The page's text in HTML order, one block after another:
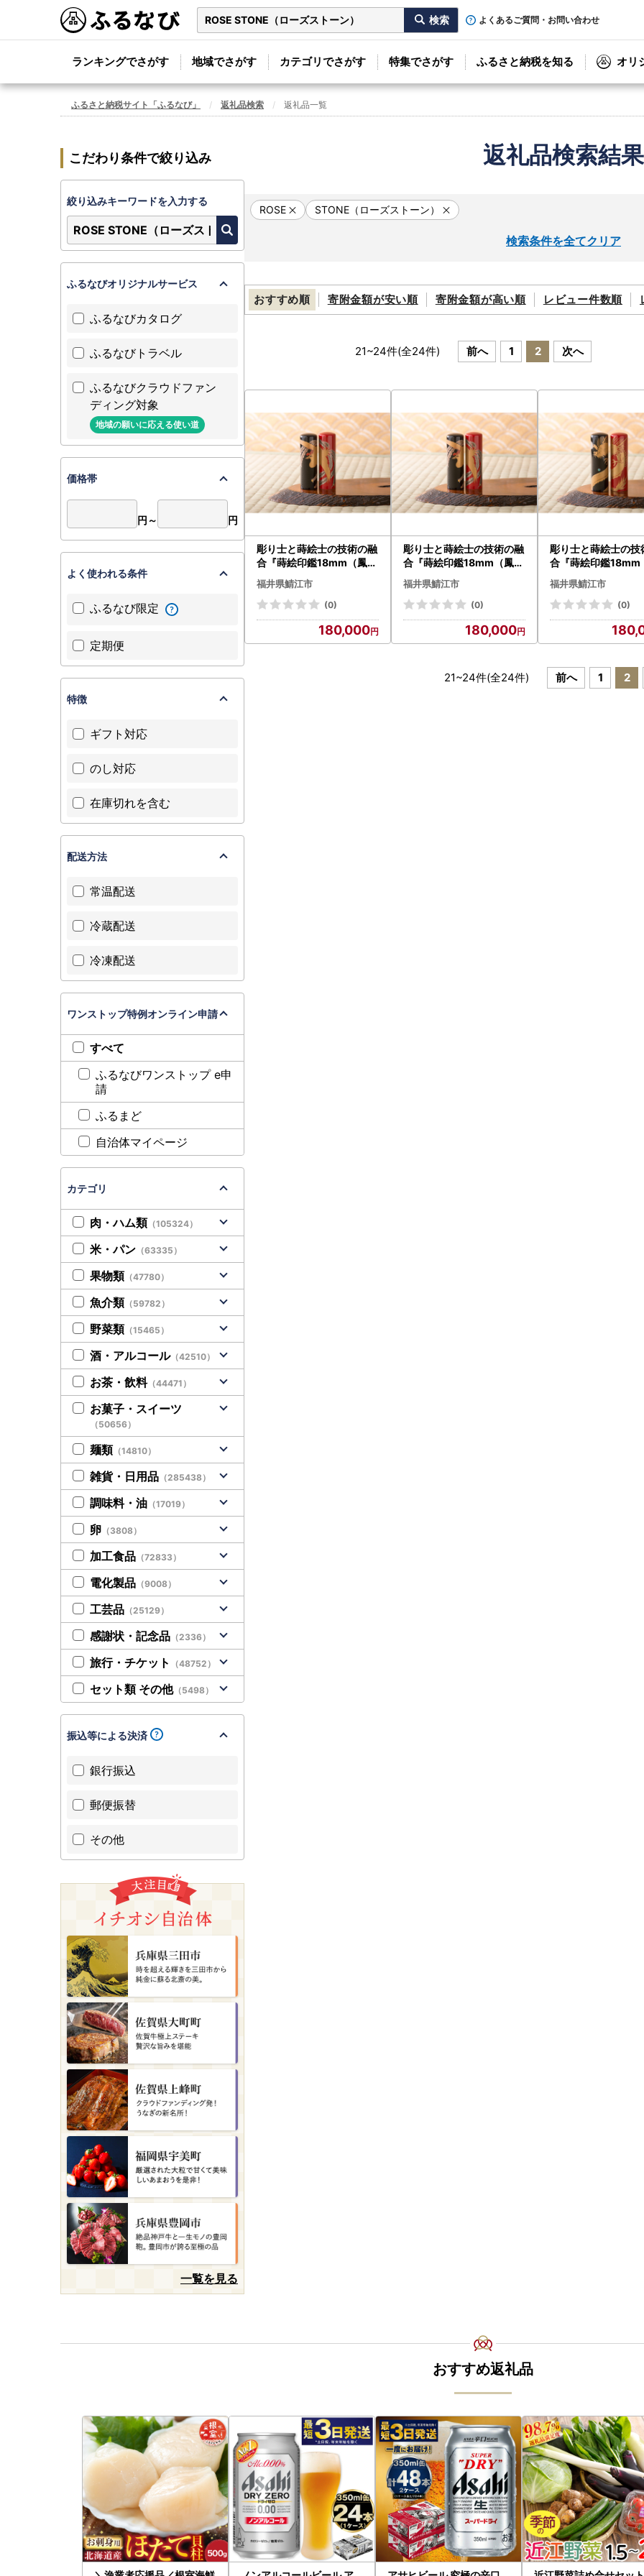
よくあるご質問・お問い合わせ
ランキングでさがす 地域でさがす カテゴリでさがす 特集でさがす ふるさと納税を知る オリ
ふるさと納税サイト「ふるなび」 返礼品検索 返礼品一覧
返礼品検索結果
ROSE STONE（ローズストーン）
検索条件を全てクリア
おすすめ順 寄附金額が安い順 寄附金額が高い順 レビュー件数順
21~24件(全24件) 前へ 1 2 次へ
彫り士と蒔絵士の技術の融
合『蒔絵印鑑18mm（鳳凰
・昇龍）』 黒色 鳳凰
はんこ 贈り物
福井県鯖江市
(0)
180,000
彫り士と蒔絵士の技術の融
合『蒔絵印鑑18mm（鳳凰
・昇龍）』 朱色 鳳凰
はんこ 贈り物
福井県鯖江市
(0)
180,000
彫り士と蒔絵士の技
合『蒔絵印鑑18mm
・昇龍）』 黒色
はんこ 贈り物
福井県鯖江市
(0)
21~24件(全24件) 前へ 1 2
こだわり条件で絞り込み
絞り込みキーワードを入力する
ふるなびオリジナルサービス
ふるなびカタログ
ふるなびトラベル
ふるなびクラウドファン
ディング対象
地域の願いに応える使い道
価格帯
円～ 円
よく使われる条件
ふるなび限定
定期便
特徴
ギフト対応
のし対応
在庫切れを含む
配送方法
常温配送
冷蔵配送
冷凍配送
ワンストップ特例オンライン申請
すべて
ふるなびワンストップ e申
請
ふるまど
自治体マイページ
カテゴリ
肉・ハム類 （105324）
米・パン （63335）
果物類 （47780）
魚介類 （59782）
野菜類 （15465）
酒・アルコール（42510）
お茶・飲料（44471）
お菓子・スイーツ
（50656）
麺類 （14810）
雑貨・日用品 （285438）
調味料・油 （17019）
卵 （3808）
加工食品 （72833）
電化製品 （9008）
工芸品 （25129）
感謝状・記念品 （2336）
旅行・チケット （48752）
セット類 その他（5498）
振込等による決済
銀行振込
郵便振替
その他
一覧を見る
おすすめ返礼品